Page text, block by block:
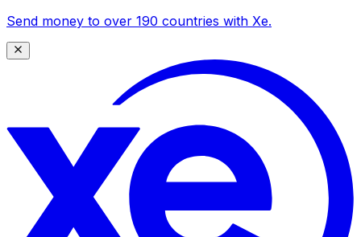
Send money to over 190 countries with Xe.